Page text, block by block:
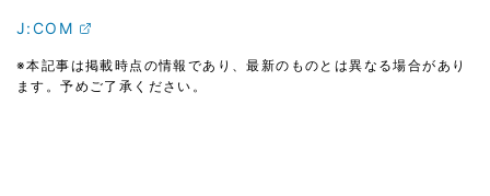
J:COM
※本記事は掲載時点の情報であり、最新のものとは異なる場合があり
ます。予めご了承ください。